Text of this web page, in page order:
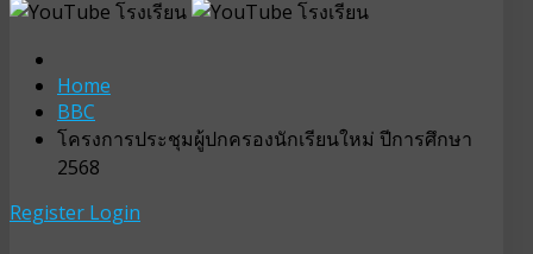
Home
BBC
โครงการประชุมผู้ปกครองนักเรียนใหม่ ปีการศึกษา
2568
Register Login